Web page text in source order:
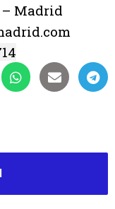
– Madrid